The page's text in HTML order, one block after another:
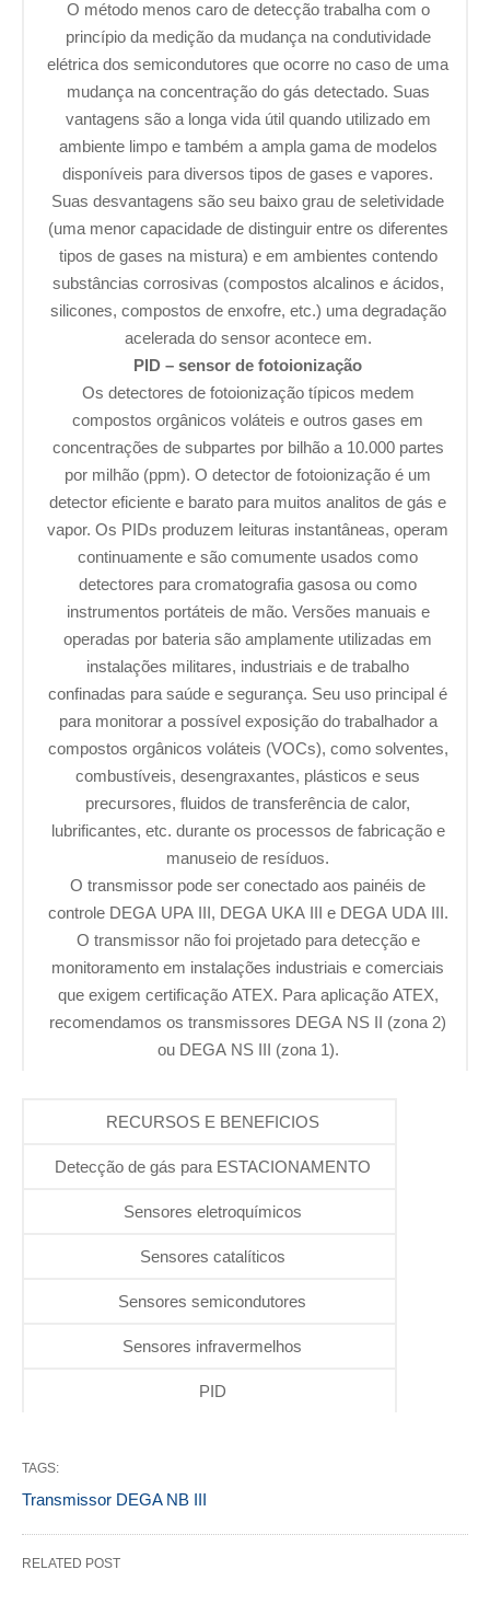
O método menos caro de detecção trabalha com o
princípio da medição da mudança na condutividade
elétrica dos semicondutores que ocorre no caso de uma
mudança na concentração do gás detectado. Suas
vantagens são a longa vida útil quando utilizado em
ambiente limpo e também a ampla gama de modelos
disponíveis para diversos tipos de gases e vapores.
Suas desvantagens são seu baixo grau de seletividade
(uma menor capacidade de distinguir entre os diferentes
tipos de gases na mistura) e em ambientes contendo
substâncias corrosivas (compostos alcalinos e ácidos,
silicones, compostos de enxofre, etc.) uma degradação
acelerada do sensor acontece em.
PID – sensor de fotoionização
Os detectores de fotoionização típicos medem
compostos orgânicos voláteis e outros gases em
concentrações de subpartes por bilhão a 10.000 partes
por milhão (ppm). O detector de fotoionização é um
detector eficiente e barato para muitos analitos de gás e
vapor. Os PIDs produzem leituras instantâneas, operam
continuamente e são comumente usados ​​como
detectores para cromatografia gasosa ou como
instrumentos portáteis de mão. Versões manuais e
operadas por bateria são amplamente utilizadas em
instalações militares, industriais e de trabalho
confinadas para saúde e segurança. Seu uso principal é
para monitorar a possível exposição do trabalhador a
compostos orgânicos voláteis (VOCs), como solventes,
combustíveis, desengraxantes, plásticos e seus
precursores, fluidos de transferência de calor,
lubrificantes, etc. durante os processos de fabricação e
manuseio de resíduos.
O transmissor pode ser conectado aos painéis de
controle DEGA UPA III, DEGA UKA III e DEGA UDA III.
O transmissor não foi projetado para detecção e
monitoramento em instalações industriais e comerciais
que exigem certificação ATEX. Para aplicação ATEX,
recomendamos os transmissores DEGA NS II (zona 2)
ou DEGA NS III (zona 1).
RECURSOS E BENEFICIOS
Detecção de gás para ESTACIONAMENTO
Sensores eletroquímicos
Sensores catalíticos
Sensores semicondutores
Sensores infravermelhos
PID
TAGS:
Transmissor DEGA NB III
RELATED POST